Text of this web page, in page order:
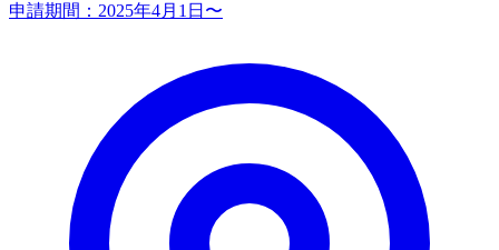
申請期間： 2025年4月1日〜